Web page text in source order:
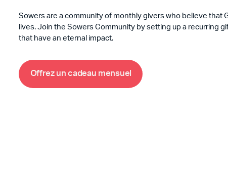
Sowers are a community of monthly givers who believe that
lives. Join the Sowers Community by setting up a recurring
that have an eternal impact.
Offrez un cadeau mensuel